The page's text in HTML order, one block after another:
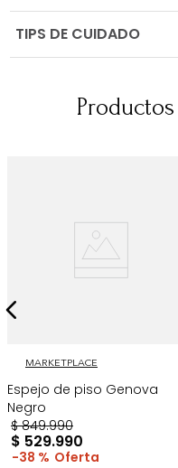
TIPS DE CUIDADO
MARKETPLACE
Espejo de piso Genova
Negro
$ 849.990
$ 529.990
38 %